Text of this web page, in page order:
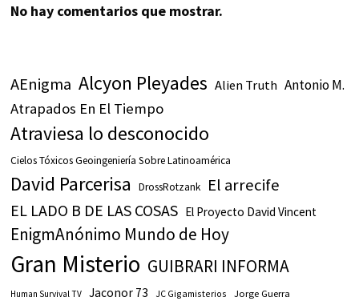
No hay comentarios que mostrar.
AEnigma Alcyon Pleyades Alien Truth Antonio M.
Atrapados En El Tiempo
Atraviesa lo desconocido
Cielos Tóxicos Geoingeniería Sobre Latinoamérica
David Parcerisa DrossRotzank El arrecife
EL LADO B DE LAS COSAS El Proyecto David Vincent
EnigmAnónimo Mundo de Hoy
Gran Misterio GUIBRARI INFORMA
Human Survival TV Jaconor 73 JC Gigamisterios Jorge Guerra